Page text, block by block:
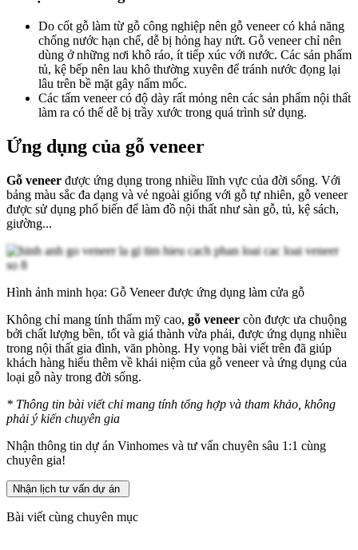
Do cốt gỗ làm từ gỗ công nghiệp nên gỗ veneer có khả năng
chống nước hạn chế, dễ bị hỏng hay nứt. Gỗ veneer chỉ nên
dùng ở những nơi khô ráo, ít tiếp xúc với nước. Các sản phẩm
tủ, kệ bếp nên lau khô thường xuyên để tránh nước đọng lại
lâu trên bề mặt gây nấm mốc.
Các tấm veneer có độ dày rất mỏng nên các sản phẩm nội thất
làm ra có thể dễ bị trầy xước trong quá trình sử dụng.
Ứng dụng của gỗ veneer
Gỗ veneer được ứng dụng trong nhiều lĩnh vực của đời sống. Với
bảng màu sắc đa dạng và vẻ ngoài giống với gỗ tự nhiên, gỗ veneer
được sử dụng phổ biến để làm đồ nội thất như sàn gỗ, tủ, kệ sách,
giường...
Hình ảnh minh họa: Gỗ Veneer được ứng dụng làm cửa gỗ
Không chỉ mang tính thẩm mỹ cao, gỗ veneer còn được ưa chuộng
bởi chất lượng bền, tốt và giá thành vừa phải, được ứng dụng nhiều
trong nội thất gia đình, văn phòng. Hy vọng bài viết trên đã giúp
khách hàng hiểu thêm về khái niệm của gỗ veneer và ứng dụng của
loại gỗ này trong đời sống.
* Thông tin bài viết chỉ mang tính tổng hợp và tham khảo, không
phải ý kiến chuyên gia
Nhận thông tin dự án Vinhomes và tư vấn chuyên sâu 1:1 cùng
chuyên gia!
Nhận lịch tư vấn dự án
Bài viết cùng chuyên mục